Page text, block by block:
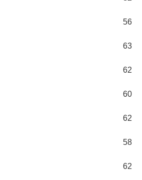
56
63
62
60
62
58
62